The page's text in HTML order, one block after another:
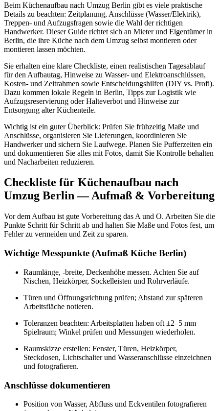
Beim Küchenaufbau nach Umzug Berlin gibt es viele praktische
Details zu beachten: Zeitplanung, Anschlüsse (Wasser/Elektrik),
Treppen- und Aufzugsfragen sowie die Wahl der richtigen
Handwerker. Dieser Guide richtet sich an Mieter und Eigentümer in
Berlin, die ihre Küche nach dem Umzug selbst montieren oder
montieren lassen möchten.
Sie erhalten eine klare Checkliste, einen realistischen Tagesablauf
für den Aufbautag, Hinweise zu Wasser- und Elektroanschlüssen,
Kosten- und Zeitrahmen sowie Entscheidungshilfen (DIY vs. Profi).
Dazu kommen lokale Regeln in Berlin, Tipps zur Logistik wie
Aufzugsreservierung oder Halteverbot und Hinweise zur
Entsorgung alter Küchenteile.
Wichtig ist ein guter Überblick: Prüfen Sie frühzeitig Maße und
Anschlüsse, organisieren Sie Lieferungen, koordinieren Sie
Handwerker und sichern Sie Laufwege. Planen Sie Pufferzeiten ein
und dokumentieren Sie alles mit Fotos, damit Sie Kontrolle behalten
und Nacharbeiten reduzieren.
Checkliste für Küchenaufbau nach
Umzug Berlin — Aufmaß & Vorbereitung
Vor dem Aufbau ist gute Vorbereitung das A und O. Arbeiten Sie die
Punkte Schritt für Schritt ab und halten Sie Maße und Fotos fest, um
Fehler zu vermeiden und Zeit zu sparen.
Wichtige Messpunkte (Aufmaß Küche Berlin)
Raumlänge, -breite, Deckenhöhe messen. Achten Sie auf
Nischen, Heizkörper, Sockelleisten und Rohrverläufe.
Türen und Öffnungsrichtung prüfen; Abstand zur späteren
Arbeitsfläche notieren.
Toleranzen beachten: Arbeitsplatten haben oft ±2–5 mm
Spielraum; Winkel prüfen und Messungen wiederholen.
Raumskizze erstellen: Fenster, Türen, Heizkörper,
Steckdosen, Lichtschalter und Wasseranschlüsse einzeichnen
und fotografieren.
Anschlüsse dokumentieren
Position von Wasser, Abfluss und Eckventilen fotografieren